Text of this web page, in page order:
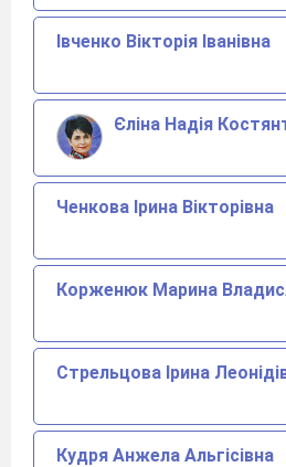
Івченко Вікторія Іванівна
Єліна Надія
Ченкова Ірина Вікторівна
Корженюк Марина
Стрельцова Ірина
Кудря Анжела Альгісівна